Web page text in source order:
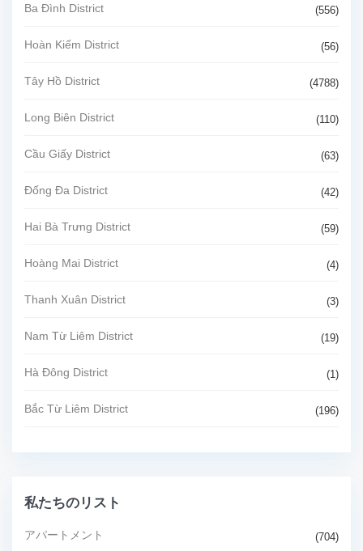
Ba Đình District (556)
Hoàn Kiếm District (56)
Tây Hồ District (4788)
Long Biên District (110)
Cầu Giấy District (63)
Đống Đa District (42)
Hai Bà Trưng District (59)
Hoàng Mai District (4)
Thanh Xuân District (3)
Nam Từ Liêm District (19)
Hà Đông District (1)
Bắc Từ Liêm District (196)
私たちのリスト
アパートメント (704)